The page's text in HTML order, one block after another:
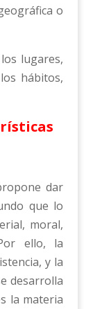
o
lugares,
hábitos,
dar
que lo
moral,
ello, la
y la
desarrolla
la materia